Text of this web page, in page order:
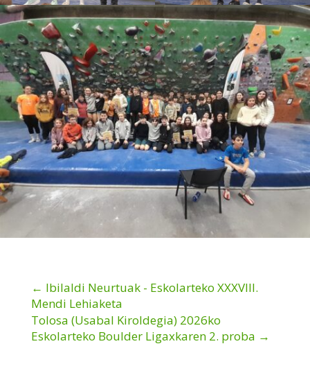
← Ibilaldi Neurtuak - Eskolarteko XXXVIII.
Mendi Lehiaketa
Tolosa (Usabal Kiroldegia) 2026ko
Eskolarteko Boulder Ligaxkaren 2. proba →